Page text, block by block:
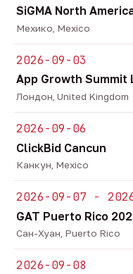
SiGMA North
Мехико, Mexico
2026-09-03
App Growth Summit
Лондон, United Kingdom
2026-09-06
ClickBid Cancun
Канкун, Mexico
2026-09-07 -
GAT Puerto Rico
Сан-Хуан, Puerto Rico
2026-09-08